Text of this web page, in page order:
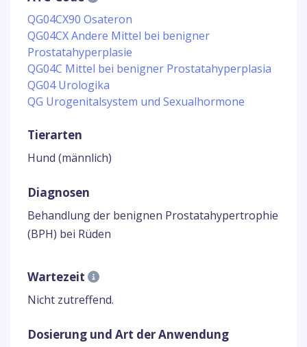
QG04CX90 Osateron
QG04CX Andere Mittel bei benigner
Prostatahyperplasie
QG04C Mittel bei benigner Prostatahyperplasia
QG04 Urologika
QG Urogenitalsystem und Sexualhormone
Tierarten
Hund (männlich)
Diagnosen
Behandlung der benignen Prostatahypertrophie
(BPH) bei Rüden
Wartezeit
Nicht zutreffend.
Dosierung und Art der Anwendung